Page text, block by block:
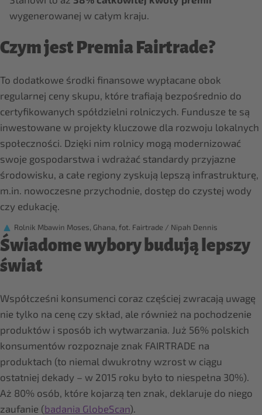
wygenerowanej w całym kraju.
Czym jest Premia Fairtrade?
To dodatkowe środki finansowe wypłacane obok
regularnej ceny skupu, które trafiają bezpośrednio do
certyfikowanych spółdzielni rolniczych. Fundusze te są
inwestowane w projekty kluczowe dla rozwoju lokalnych
społeczności. Dzięki nim rolnicy mogą modernizować
swoje gospodarstwa i wdrażać standardy przyjazne
środowisku, a całe regiony zyskują lepszą infrastrukturę,
m.in. nowoczesne przychodnie, dostęp do czystej wody
czy edukację.
Rolnik Mbawin Moses, Ghana, fot. Fairtrade / Nipah Dennis
Świadome wybory budują lepszy
świat
Współcześni konsumenci coraz częściej zwracają uwagę
nie tylko na cenę czy skład, ale również na pochodzenie
produktów i sposób ich wytwarzania. Już 56% polskich
konsumentów rozpoznaje znak FAIRTRADE na
produktach (to niemal dwukrotny wzrost w ciągu
ostatniej dekady – w 2015 roku było to niespełna 30%).
Aż 80% osób, które kojarzą ten znak, deklaruje do niego
zaufanie (badania GlobeScan).